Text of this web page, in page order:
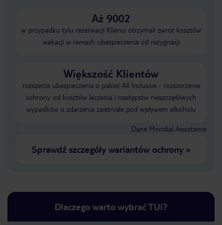
Aż 9002
w przypadku tylu rezerwacji Klienci otrzymali zwrot kosztów
wakacji w ramach ubezpieczenia od rezygnacji
Większość Klientów
rozszerza ubezpieczenia o pakiet All Inclusive - rozszerzenie
ochrony od kosztów leczenia i następstw nieszczęśliwych
wypadków o zdarzenia zaistniałe pod wpływem alkoholu
Dane Mondial Assistance
Sprawdź szczegóły wariantów ochrony»
Dlaczego warto wybrać TUI?